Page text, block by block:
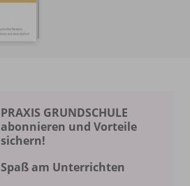
PRAXIS GRUNDSCHULE
abonnieren und Vorteile
sichern!
Spaß am Unterrichten